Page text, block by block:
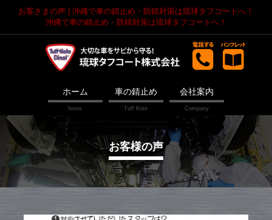
お客さまの声 | 沖縄で車の錆止め・防錆対策は琉球タフコートへ！
沖縄で車の錆止め・防錆対策は琉球タフコートへ！
ホーム 車の錆止め 会社案内
お客様の声